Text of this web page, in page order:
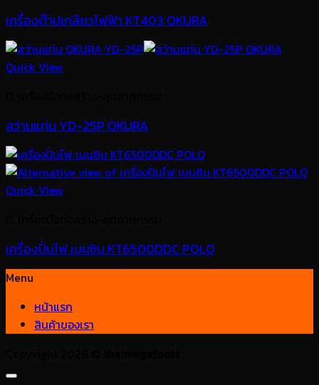
เครื่องต๊าปเกลียวไฟฟ้า KT403 OKURA
Quick View
สว่านแท่น YD-25P OKURA
Quick View
เครื่องปั่นไฟ เบนซิน KT6500DDC POLO
Menu
หน้าแรก
สินค้าของเรา